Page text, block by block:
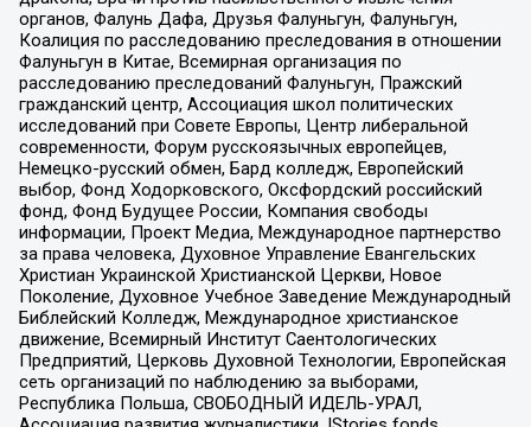
органов, Фалунь Дафа, Друзья Фалуньгун, Фалуньгун,
Коалиция по расследованию преследования в отношении
Фалуньгун в Китае, Всемирная организация по
расследованию преследований Фалуньгун, Пражский
гражданский центр, Ассоциация школ политических
исследований при Совете Европы, Центр либеральной
современности, Форум русскоязычных европейцев,
Немецко-русский обмен, Бард колледж, Европейский
выбор, Фонд Ходорковского, Оксфордский российский
фонд, Фонд Будущее России, Компания свободы
информации, Проект Медиа, Международное партнерство
за права человека, Духовное Управление Евангельских
Христиан Украинской Христианской Церкви, Новое
Поколение, Духовное Учебное Заведение Международный
Библейский Колледж, Международное христианское
движение, Всемирный Институт Саентологических
Предприятий, Церковь Духовной Технологии, Европейская
сеть организаций по наблюдению за выборами,
Республика Польша, СВОБОДНЫЙ ИДЕЛЬ-УРАЛ,